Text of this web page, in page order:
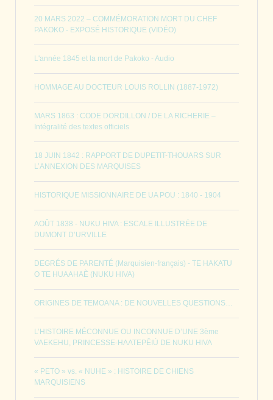
20 MARS 2022 – COMMÉMORATION MORT DU CHEF
PAKOKO - EXPOSÉ HISTORIQUE (VIDÉO)
L'année 1845 et la mort de Pakoko - Audio
HOMMAGE AU DOCTEUR LOUIS ROLLIN (1887-1972)
MARS 1863 : CODE DORDILLON / DE LA RICHERIE –
Intégralité des textes officiels
18 JUIN 1842 : RAPPORT DE DUPETIT-THOUARS SUR
L’ANNEXION DES MARQUISES
HISTORIQUE MISSIONNAIRE DE UA POU : 1840 - 1904
AOÛT 1838 - NUKU HIVA : ESCALE ILLUSTRÉE DE
DUMONT D’URVILLE
DEGRÉS DE PARENTÉ (Marquisien-français) - TE HAKATU
O TE HUAAHAÈ (NUKU HIVA)
ORIGINES DE TEMOANA : DE NOUVELLES QUESTIONS…
L’HISTOIRE MÉCONNUE OU INCONNUE D’UNE 3ème
VAEKEHU, PRINCESSE-HAATEPĒIÙ DE NUKU HIVA
« PETO » vs. « NUHE » : HISTOIRE DE CHIENS
MARQUISIENS